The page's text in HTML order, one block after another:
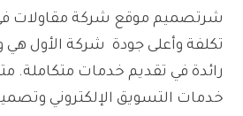
شرتصميم موقع شركة مقاولات
تكلفة وأعلى جودة شركة الأول
رائدة في تقديم خدمات
خدمات التسويق الإلكتروني